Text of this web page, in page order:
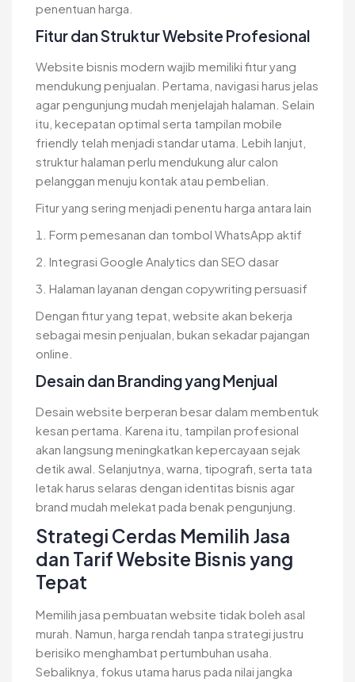
penentuan harga.
Fitur dan Struktur Website Profesional
Website bisnis modern wajib memiliki fitur yang
mendukung penjualan. Pertama, navigasi harus jelas
agar pengunjung mudah menjelajah halaman. Selain
itu, kecepatan optimal serta tampilan mobile
friendly telah menjadi standar utama. Lebih lanjut,
struktur halaman perlu mendukung alur calon
pelanggan menuju kontak atau pembelian.
Fitur yang sering menjadi penentu harga antara lain
Form pemesanan dan tombol WhatsApp aktif
Integrasi Google Analytics dan SEO dasar
Halaman layanan dengan copywriting persuasif
Dengan fitur yang tepat, website akan bekerja
sebagai mesin penjualan, bukan sekadar pajangan
online.
Desain dan Branding yang Menjual
Desain website berperan besar dalam membentuk
kesan pertama. Karena itu, tampilan profesional
akan langsung meningkatkan kepercayaan sejak
detik awal. Selanjutnya, warna, tipografi, serta tata
letak harus selaras dengan identitas bisnis agar
brand mudah melekat pada benak pengunjung.
Strategi Cerdas Memilih Jasa
dan Tarif Website Bisnis yang
Tepat
Memilih jasa pembuatan website tidak boleh asal
murah. Namun, harga rendah tanpa strategi justru
berisiko menghambat pertumbuhan usaha.
Sebaliknya, fokus utama harus pada nilai jangka